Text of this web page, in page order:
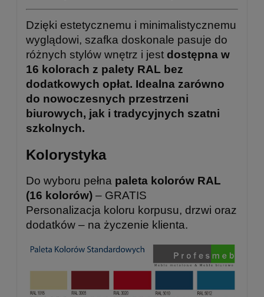
Dzięki estetycznemu i minimalistycznemu
wyglądowi, szafka doskonale pasuje do
różnych stylów wnętrz i jest dostępna w
16 kolorach z palety RAL bez
dodatkowych opłat. Idealna zarówno
do nowoczesnych przestrzeni
biurowych, jak i tradycyjnych szatni
szkolnych.
Kolorystyka
Do wyboru pełna paleta kolorów RAL
(16 kolorów) – GRATIS
Personalizacja koloru korpusu, drzwi oraz
dodatków – na życzenie klienta.